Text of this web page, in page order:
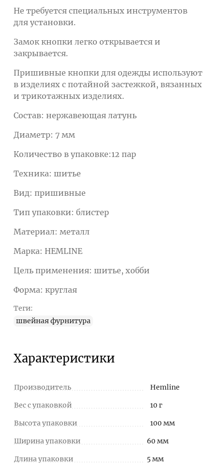
Не требуется специальных инструментов
для установки.
Замок кнопки легко открывается и
закрывается.
Пришивные кнопки для одежды используют
в изделиях с потайной застежкой, вязанных
и трикотажных изделиях.
Состав: нержавеющая латунь
Диаметр: 7 мм
Количество в упаковке:12 пар
Техника: шитье
Вид: пришивные
Тип упаковки: блистер
Материал: металл
Марка: HEMLINE
Цель применения: шитье, хобби
Форма: круглая
Теги:
швейная фурнитура
Характеристики
Производитель Hemline
Вес с упаковкой 10 г
Высота упаковки 100 мм
Ширина упаковки 60 мм
Длина упаковки 5 мм